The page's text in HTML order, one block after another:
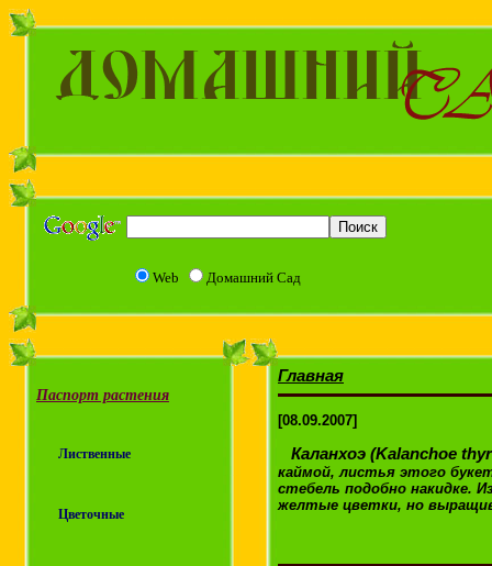
Web Домашний Сад
Паспорт растения
Лиственные
Цветочные
Главная
[08.09.2007]
Каланхоэ (Kalanchoe
каймой, листья этого
стебель подобно накидке.
желтые цветки, но